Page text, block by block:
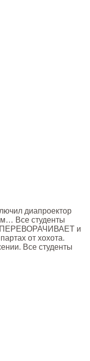
диапроектор
Все студенты
ПЕРЕВОРАЧИВАЕТ и
от хохота.
Все студенты